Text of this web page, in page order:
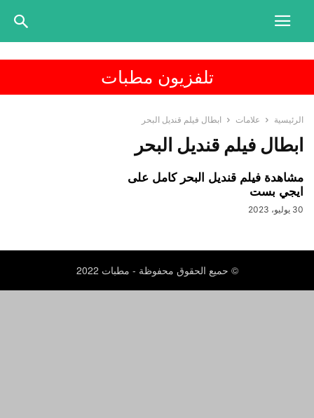
تلفزيون مطبات
الرئيسية علامات ابطال فيلم قنديل البحر
ابطال فيلم قنديل البحر
مشاهدة فيلم قنديل البحر كامل على
ايجي بست
30 يوليو، 2023
© حميع الحقوق محفوظة - مطبات 2022